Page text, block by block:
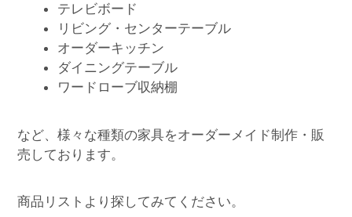
テレビボード
リビング・センターテーブル
オーダーキッチン
ダイニングテーブル
ワードローブ収納棚
など、様々な種類の家具をオーダーメイド制作・販
売しております。
商品リストより探してみてください。